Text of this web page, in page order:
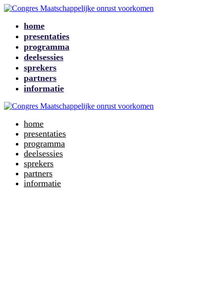
home
presentaties
programma
deelsessies
sprekers
partners
informatie
home
presentaties
programma
deelsessies
sprekers
partners
informatie